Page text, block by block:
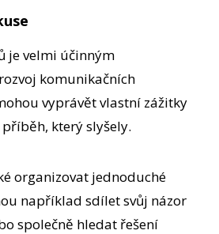
je velmi účinným
komunikačních
vyprávět vlastní zážitky
který slyšely.
organizovat jednoduché
například sdílet svůj názor
společně hledat řešení